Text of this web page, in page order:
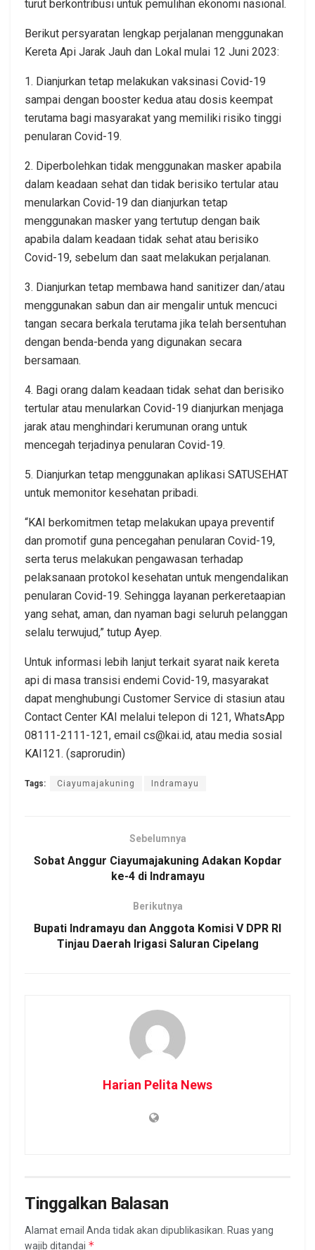
turut berkontribusi untuk pemulihan ekonomi nasional.
Berikut persyaratan lengkap perjalanan menggunakan
Kereta Api Jarak Jauh dan Lokal mulai 12 Juni 2023:
1. Dianjurkan tetap melakukan vaksinasi Covid-19
sampai dengan booster kedua atau dosis keempat
terutama bagi masyarakat yang memiliki risiko tinggi
penularan Covid-19.
2. Diperbolehkan tidak menggunakan masker apabila
dalam keadaan sehat dan tidak berisiko tertular atau
menularkan Covid-19 dan dianjurkan tetap
menggunakan masker yang tertutup dengan baik
apabila dalam keadaan tidak sehat atau berisiko
Covid-19, sebelum dan saat melakukan perjalanan.
3. Dianjurkan tetap membawa hand sanitizer dan/atau
menggunakan sabun dan air mengalir untuk mencuci
tangan secara berkala terutama jika telah bersentuhan
dengan benda-benda yang digunakan secara
bersamaan.
4. Bagi orang dalam keadaan tidak sehat dan berisiko
tertular atau menularkan Covid-19 dianjurkan menjaga
jarak atau menghindari kerumunan orang untuk
mencegah terjadinya penularan Covid-19.
5. Dianjurkan tetap menggunakan aplikasi SATUSEHAT
untuk memonitor kesehatan pribadi.
“KAI berkomitmen tetap melakukan upaya preventif
dan promotif guna pencegahan penularan Covid-19,
serta terus melakukan pengawasan terhadap
pelaksanaan protokol kesehatan untuk mengendalikan
penularan Covid-19. Sehingga layanan perkeretaapian
yang sehat, aman, dan nyaman bagi seluruh pelanggan
selalu terwujud,” tutup Ayep.
Untuk informasi lebih lanjut terkait syarat naik kereta
api di masa transisi endemi Covid-19, masyarakat
dapat menghubungi Customer Service di stasiun atau
Contact Center KAI melalui telepon di 121, WhatsApp
08111-2111-121, email cs@kai.id, atau media sosial
KAI121. (saprorudin)
Tags: Ciayumajakuning Indramayu
Sebelumnya
Sobat Anggur Ciayumajakuning Adakan Kopdar
ke-4 di Indramayu
Berikutnya
Bupati Indramayu dan Anggota Komisi V DPR RI
Tinjau Daerah Irigasi Saluran Cipelang
Harian Pelita News
Tinggalkan Balasan
Alamat email Anda tidak akan dipublikasikan. Ruas yang
wajib ditandai *